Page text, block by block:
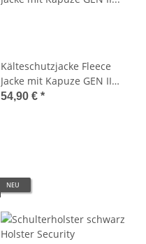
Kälteschutzjacke Fleece
Jacke mit Kapuze GEN II
Fleecejacke schwarz
54,90 € *
NEU